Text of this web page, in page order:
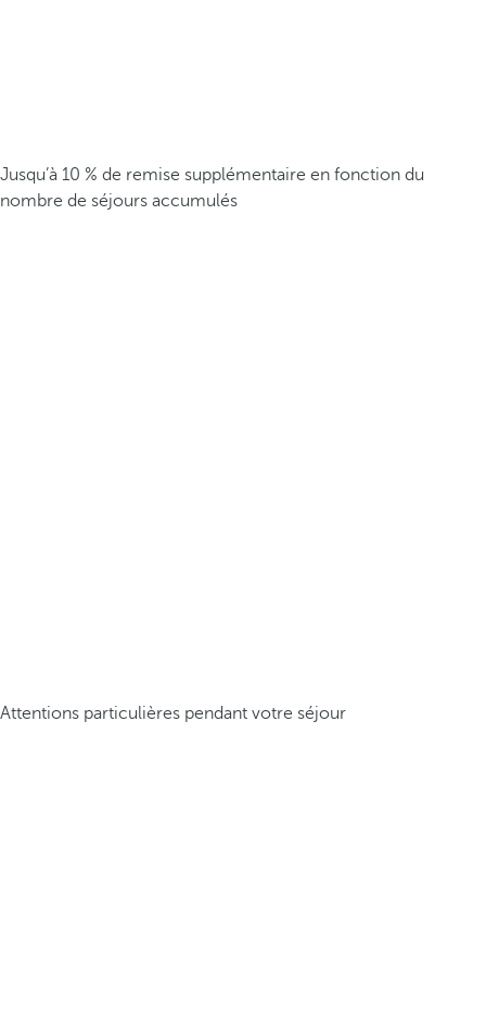
Jusqu’à 10 % de remise supplémentaire en fonction du
nombre de séjours accumulés
Attentions particulières pendant votre séjour